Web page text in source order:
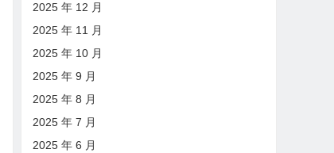
2025 年 12 月
2025 年 11 月
2025 年 10 月
2025 年 9 月
2025 年 8 月
2025 年 7 月
2025 年 6 月